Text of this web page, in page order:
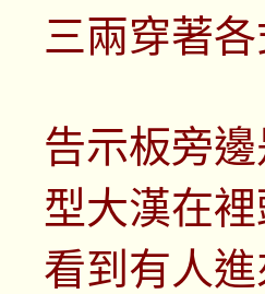
三兩穿著
告示板旁
型大漢在
看到有人